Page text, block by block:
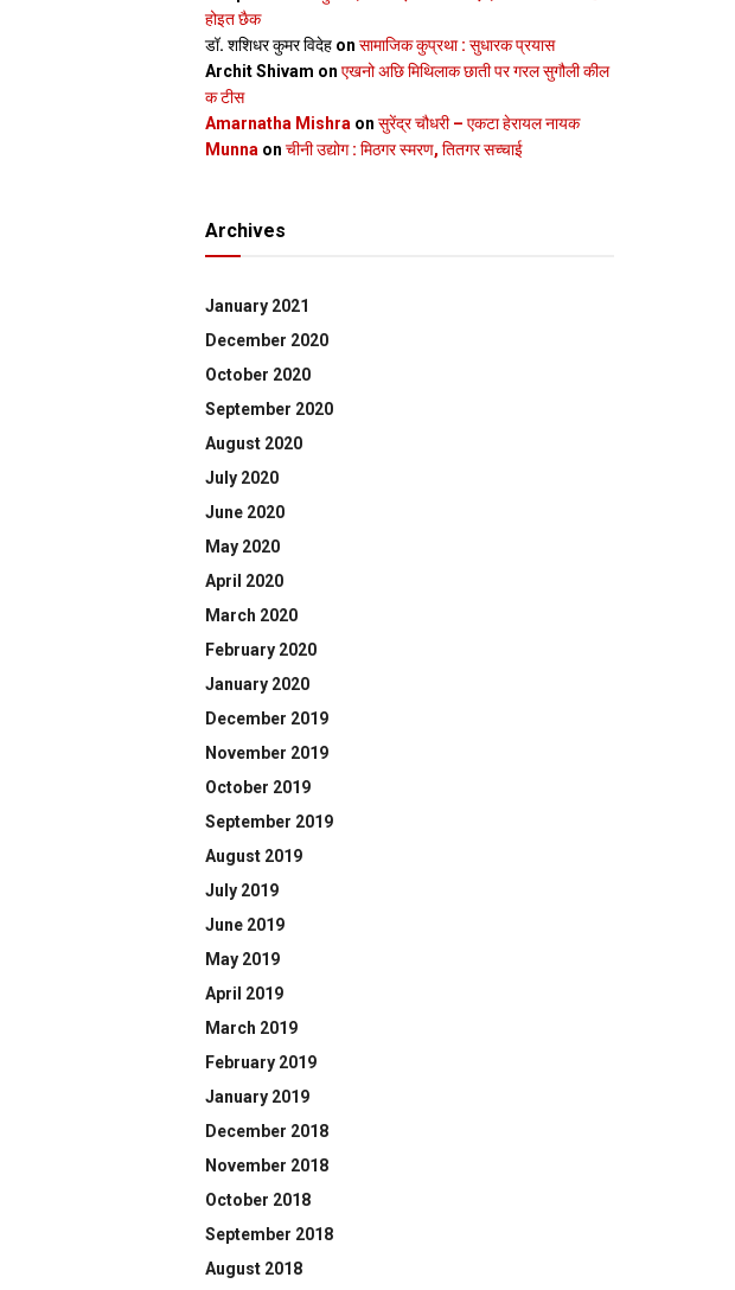
होइत छैक
डॉ. शशिधर कुमर विदेह on सामाजिक कुप्रथा : सुधारक प्रयास
Archit Shivam on एखनो अछि मिथिलाक छाती पर गरल सुगौली कील
क टीस
Amarnatha Mishra on सुरेंद्र चौधरी – एकटा हेरायल नायक
Munna on चीनी उद्योग : मिठगर स्‍मरण, तितगर सच्‍चाई
Archives
January 2021
December 2020
October 2020
September 2020
August 2020
July 2020
June 2020
May 2020
April 2020
March 2020
February 2020
January 2020
December 2019
November 2019
October 2019
September 2019
August 2019
July 2019
June 2019
May 2019
April 2019
March 2019
February 2019
January 2019
December 2018
November 2018
October 2018
September 2018
August 2018